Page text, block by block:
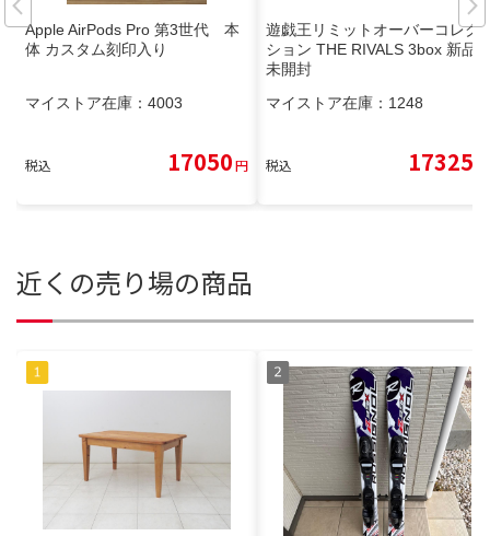
Apple AirPods Pro 第3世代 本
体 カスタム刻印入り
マイストア在庫： 4003
税込 17050円
遊戯王リミットオーバーコレク
ション THE RIVALS 3box 新品
未開封
マイストア在庫： 1248
税込 17325
近くの売り場の商品